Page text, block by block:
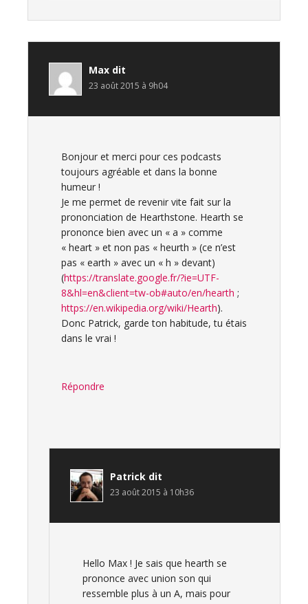
Max dit
23 août 2015 à 9h04
Bonjour et merci pour ces podcasts
toujours agréable et dans la bonne
humeur !
Je me permet de revenir vite fait sur la
prononciation de Hearthstone. Hearth se
prononce bien avec un « a » comme
« heart » et non pas « heurth » (ce n’est
pas « earth » avec un « h » devant)
(https://translate.google.fr/?ie=UTF-
8&hl=en&client=tw-ob#auto/en/hearth ;
https://en.wikipedia.org/wiki/Hearth).
Donc Patrick, garde ton habitude, tu étais
dans le vrai !
Répondre
Patrick dit
23 août 2015 à 10h36
Hello Max ! Je sais que hearth se
prononce avec union son qui
ressemble plus à un A, mais pour